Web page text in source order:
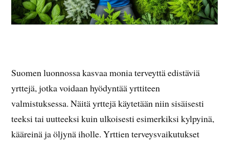
Suomen luonnossa kasvaa monia terveyttä edistäviä
yrttejä, jotka voidaan hyödyntää yrttiteen
valmistuksessa. Näitä yrttejä käytetään niin sisäisesti
teeksi tai uutteeksi kuin ulkoisesti esimerkiksi kylpyinä,
kääreinä ja öljynä iholle. Yrttien terveysvaikutukset